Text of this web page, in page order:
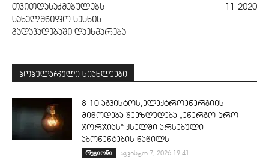
თვითდასაქმებულებს
სახელმწიფო სესხის
გადავადებაში დაეხმარება
11-2020
პოპულარული სიახლეები
8-10 აგვისტოს,ელექტროენერგიის
მიწოდება შეეზღუდება „ენერგო-პრო
ჯორჯიას“ ქსელში არსებული
აბონენტების ნაწილს
რეგიონი აგვისტო 7, 2026 19:41